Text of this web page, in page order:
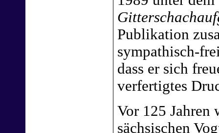
Publikation
sympathisch-
dass er sich
verfertigtes
Vor 125 Jahren
sächsischen